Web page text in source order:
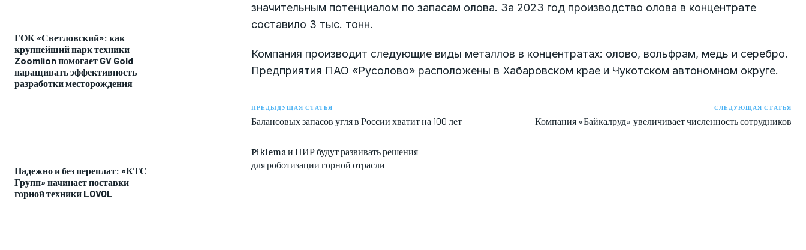
ГОК «Светловский»: как
крупнейший парк техники
Zoomlion помогает GV Gold
наращивать эффективность
разработки месторождения
Надежно и без переплат: «КТС
Групп» начинает поставки
горной техники LOVOL
значительным потенциалом по запасам олова. За 2023 год производство олова в концентрате
составило 3 тыс. тонн.
Компания производит следующие виды металлов в концентратах: олово, вольфрам, медь и серебро.
Предприятия ПАО «Русолово» расположены в Хабаровском крае и Чукотском автономном округе.
ПРЕДЫДУЩАЯ СТАТЬЯ
Балансовых запасов угля в России хватит на 100 лет
СЛЕДУЮЩАЯ СТАТЬЯ
Компания «Байкалруд» увеличивает численность сотрудников
Piklema и ПИР будут развивать решения
для роботизации горной отрасли